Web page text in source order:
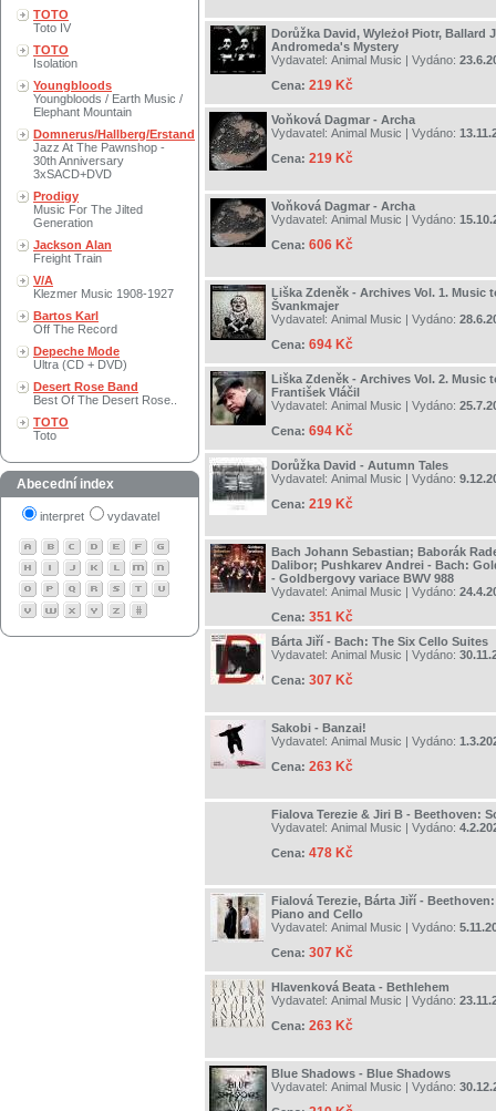
TOTO
Toto IV
TOTO
Isolation
Youngbloods
Youngbloods / Earth Music /
Elephant Mountain
Domnerus/Hallberg/Erstand
Jazz At The Pawnshop -
30th Anniversary
3xSACD+DVD
Prodigy
Music For The Jilted
Generation
Jackson Alan
Freight Train
V/A
Klezmer Music 1908-1927
Bartos Karl
Off The Record
Depeche Mode
Ultra (CD + DVD)
Desert Rose Band
Best Of The Desert Rose..
TOTO
Toto
Abecední index
interpret vydavatel
Dorůžka David, Wyleżoł Piotr, Ballard
Andromeda's Mystery
Vydavatel: Animal Music | Vydáno:
Cena: 219 Kč
Voňková Dagmar - Archa
Vydavatel: Animal Music | Vydáno:
Cena: 219 Kč
Voňková Dagmar - Archa
Vydavatel: Animal Music | Vydáno:
Cena: 606 Kč
Liška Zdeněk - Archives Vol. 1. Music
Švankmajer
Vydavatel: Animal Music | Vydáno:
Cena: 694 Kč
Liška Zdeněk - Archives Vol. 2. Music
František Vláčil
Vydavatel: Animal Music | Vydáno:
Cena: 694 Kč
Dorůžka David - Autumn Tales
Vydavatel: Animal Music | Vydáno:
Cena: 219 Kč
Bach Johann Sebastian; Baborák
Dalibor; Pushkarev Andrei - Bach:
- Goldbergovy variace BWV 988
Vydavatel: Animal Music | Vydáno:
Cena: 351 Kč
Bárta Jiří - Bach: The Six Cello Suites
Vydavatel: Animal Music | Vydáno:
Cena: 307 Kč
Sakobi - Banzai!
Vydavatel: Animal Music | Vydáno:
Cena: 263 Kč
Fialova Terezie & Jiri B - Beethoven:
Vydavatel: Animal Music | Vydáno:
Cena: 478 Kč
Fialová Terezie, Bárta Jiří -
Piano and Cello
Vydavatel: Animal Music | Vydáno:
Cena: 307 Kč
Hlavenková Beata - Bethlehem
Vydavatel: Animal Music | Vydáno:
Cena: 263 Kč
Blue Shadows - Blue Shadows
Vydavatel: Animal Music | Vydáno: